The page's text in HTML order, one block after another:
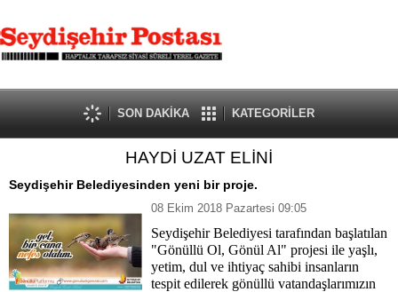
SON DAKİKA KATEGORİLER
HAYDİ UZAT ELİNİ
Seydişehir Belediyesinden yeni bir proje.
08 Ekim 2018 Pazartesi 09:05
Seydişehir Belediyesi tarafından başlatılan
"Gönüllü Ol, Gönül Al" projesi ile yaşlı,
yetim, dul ve ihtiyaç sahibi insanların
tespit edilerek gönüllü vatandaşlarımızın